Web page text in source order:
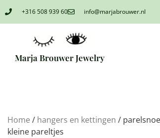
+316 508 939 60 info@marjabrouwer.nl
Marja Brouwer Jewelry
Home / hangers en kettingen /
kleine pareltjes